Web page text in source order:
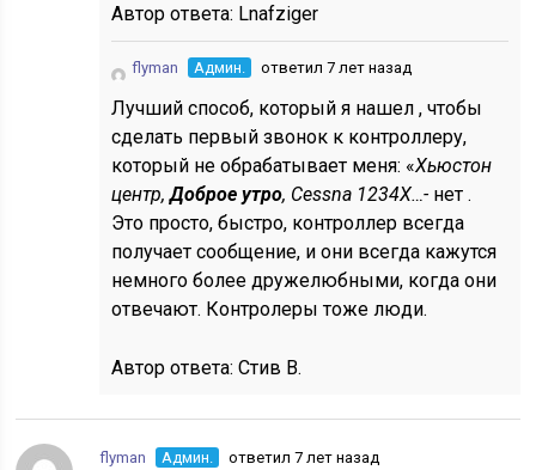
Автор ответа: Lnafziger
flyman Админ. ответил 7 лет назад
Лучший способ, который я нашел , чтобы
сделать первый звонок к контроллеру,
который не обрабатывает меня: «Хьюстон
центр,Доброе утро, Cessna 1234X…- нет .
Это просто, быстро, контроллер всегда
получает сообщение, и они всегда кажутся
немного более дружелюбными, когда они
отвечают. Контролеры тоже люди.
Автор ответа:Стив В.
flyman Админ. ответил 7 лет назад